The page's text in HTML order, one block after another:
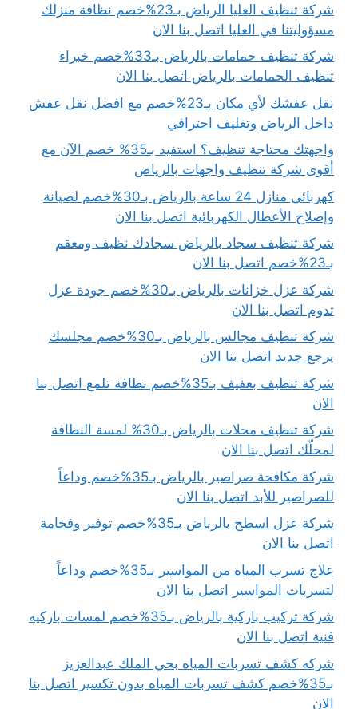
شركة تنظيف العليا الرياض بـ23%خصم نظافة منزلك
مسؤوليتنا في العليا اتصل بنا الان
شركة تنظيف حمامات بالرياض بـ33%خصم خبراء
تنظيف الحمامات بالرياض اتصل بنا الان
نقل عفشك لأي مكان بـ23%خصم مع افضل نقل عفش
داخل الرياض وتغليف احترافي
واجهتك محتاجة تنظيف؟ استفيد بـ35% خصم الآن مع
أقوى شركة تنظيف واجهات بالرياض
كهربائي منازل 24 ساعة بالرياض بـ30%خصم لصيانة
وإصلاح الأعطال الكهربائية اتصل بنا الان
شركة تنظيف سجاد بالرياض سجادك نظيف ومعقم
بـ23%خصم اتصل بنا الان
شركة عزل خزانات بالرياض بـ30%خصم جودة عزل
تدوم اتصل بنا الان
شركة تنظيف مجالس بالرياض بـ30%خصم مجلسك
يرجع جديد اتصل بنا الان
شركة تنظيف بعفيف بـ35%خصم نظافة تلمع اتصل بنا
الان
شركة تنظيف محلات بالرياض بـ30% لمسة النظافة
لمحلّك اتصل بنا الان
شركة مكافحة صراصير بالرياض بـ35%خصم وداعاً
للصراصير للأبد اتصل بنا الان
شركة عزل اسطح بالرياض بـ35%خصم توفير وفخامة
اتصل بنا الان
علاج تسرب المياه من المواسير بـ35%خصم وداعاً
لتسربات المواسير اتصل بنا الان
شركة تركيب باركية بالرياض بـ35%خصم لمسات باركيه
فنية اتصل بنا الان
شركه كشف تسربات المياه بحي الملك عبدالعزيز
بـ35%خصم كشف تسربات المياه بدون تكسير اتصل بنا
الان